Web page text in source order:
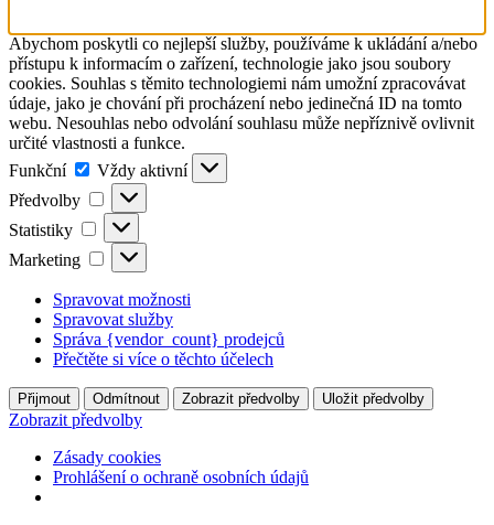
Abychom poskytli co nejlepší služby, používáme k ukládání a/nebo
přístupu k informacím o zařízení, technologie jako jsou soubory
cookies. Souhlas s těmito technologiemi nám umožní zpracovávat
údaje, jako je chování při procházení nebo jedinečná ID na tomto
webu. Nesouhlas nebo odvolání souhlasu může nepříznivě ovlivnit
určité vlastnosti a funkce.
Funkční
Funkční
Vždy aktivní
Předvolby
Předvolby
Statistiky Statistiky
Marketing Marketing
Spravovat možnosti
Spravovat služby
Správa {vendor_count} prodejců
Přečtěte si více o těchto účelech
Přijmout Odmítnout Zobrazit předvolby Uložit předvolby
Zobrazit předvolby
Zásady cookies
Prohlášení o ochraně osobních údajů